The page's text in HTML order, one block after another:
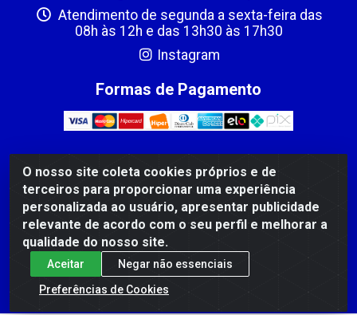
O nosso site coleta cookies próprios e de
terceiros para proporcionar uma experiência
personalizada ao usuário, apresentar publicidade
relevante de acordo com o seu perfil e melhorar a
qualidade do nosso site.
Aceitar
Negar não essenciais
Preferências de Cookies
Atendimento de segunda a sexta-feira das
08h às 12h e das 13h30 às 17h30
Instagram
Formas de Pagamento
DIST DE PROD ALIM SÃO ROQUE LTDA - AVENIDA
PROBAHIA, 501 - TOMBA - CIS, FEIRA DE SANTANA /BA
- CEP: 44.092-400 - CNPJ 03.705.630/0003-11